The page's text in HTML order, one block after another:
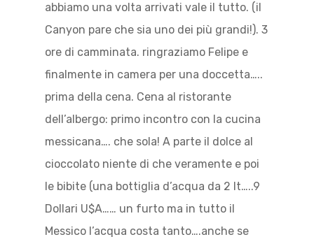
abbiamo una volta arrivati vale il tutto. (il
Canyon pare che sia uno dei più grandi!). 3
ore di camminata. ringraziamo Felipe e
finalmente in camera per una doccetta…..
prima della cena. Cena al ristorante
dell’albergo: primo incontro con la cucina
messicana…. che sola! A parte il dolce al
cioccolato niente di che veramente e poi
le bibite (una bottiglia d’acqua da 2 lt…..9
Dollari U$A…… un furto ma in tutto il
Messico l’acqua costa tanto….anche se